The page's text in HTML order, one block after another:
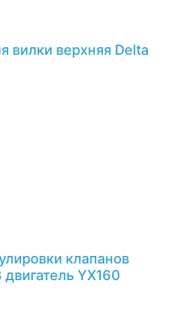
вилки верхняя Delta
клапанов
YX160